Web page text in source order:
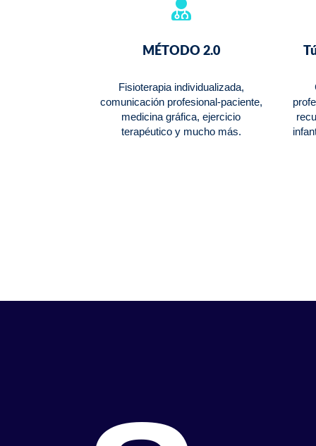

MÉTODO 2.0
Fisioterapia individualizada,
comunicación profesional-paciente,
medicina gráfica, ejercicio
terapéutico y mucho más.